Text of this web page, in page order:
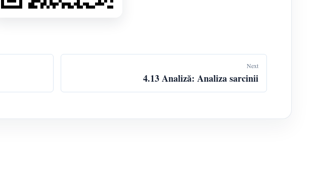
Next
4.13 Analiză: Analiza sarcinii